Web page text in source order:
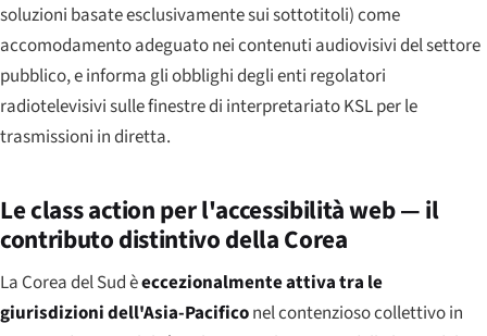
soluzioni basate esclusivamente sui sottotitoli) come
accomodamento adeguato nei contenuti audiovisivi del settore
pubblico, e informa gli obblighi degli enti regolatori
radiotelevisivi sulle finestre di interpretariato KSL per le
trasmissioni in diretta.
Le class action per l'accessibilità web — il
contributo distintivo della Corea
La Corea del Sud èeccezionalmente attiva tra le
giurisdizioni dell'Asia-Pacificonel contenzioso collettivo in